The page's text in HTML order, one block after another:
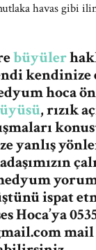
havas gibi
büyüler
hoca
, rızık
yanlış
ispat
mail